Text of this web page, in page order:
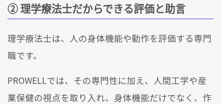
② 理学療法士だからできる評価と助言
理学療法士は、人の身体機能や動作を評価する専門
職です。
PROWELLでは、その専門性に加え、人間工学や産
業保健の視点を取り入れ、身体機能だけでなく、作